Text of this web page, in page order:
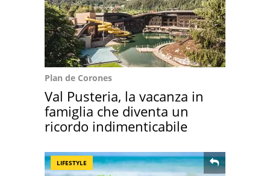
Plan de Corones
Val Pusteria, la vacanza in
famiglia che diventa un
ricordo indimenticabile
LIFESTYLE